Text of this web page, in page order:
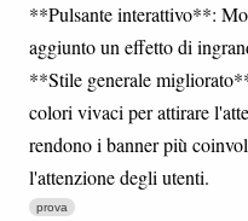
**Pulsante interattivo**:
aggiunto un effetto di
**Stile generale
colori vivaci per attirare
rendono i banner più
l'attenzione degli utenti.
prova